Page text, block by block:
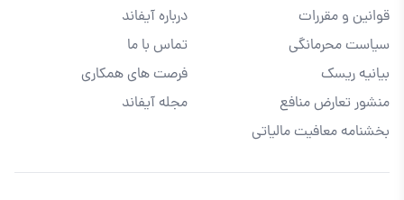
قوانین و مقررات
سیاست محرمانگی
بیانیه ریسک
منشور تعارض منافع
بخشنامه معافیت مالیاتی
درباره آیفاند
تماس با ما
فرصت های همکاری
مجله آیفاند